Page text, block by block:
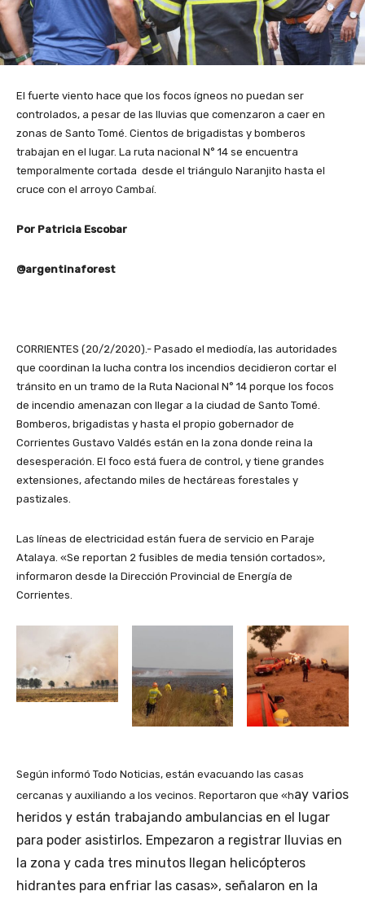
El fuerte viento hace que los focos ígneos no puedan ser
controlados, a pesar de las lluvias que comenzaron a caer en
zonas de Santo Tomé. Cientos de brigadistas y bomberos
trabajan en el lugar. La ruta nacional N° 14 se encuentra
temporalmente cortada desde el triángulo Naranjito hasta el
cruce con el arroyo Cambaí.
Por Patricia Escobar
@argentinaforest
CORRIENTES (20/2/2020).- Pasado el mediodía, las autoridades
que coordinan la lucha contra los incendios decidieron cortar el
tránsito en un tramo de la Ruta Nacional N° 14 porque los focos
de incendio amenazan con llegar a la ciudad de Santo Tomé.
Bomberos, brigadistas y hasta el propio gobernador de
Corrientes Gustavo Valdés están en la zona donde reina la
desesperación. El foco está fuera de control, y tiene grandes
extensiones, afectando miles de hectáreas forestales y
pastizales.
Las líneas de electricidad están fuera de servicio en Paraje
Atalaya. «Se reportan 2 fusibles de media tensión cortados»,
informaron desde la Dirección Provincial de Energía de
Corrientes.
Según informó Todo Noticias, están evacuando las casas
cercanas y auxiliando a los vecinos. Reportaron que «hay varios
heridos y están trabajando ambulancias en el lugar
para poder asistirlos. Empezaron a registrar lluvias en
la zona y cada tres minutos llegan helicópteros
hidrantes para enfriar las casas», señalaron en la